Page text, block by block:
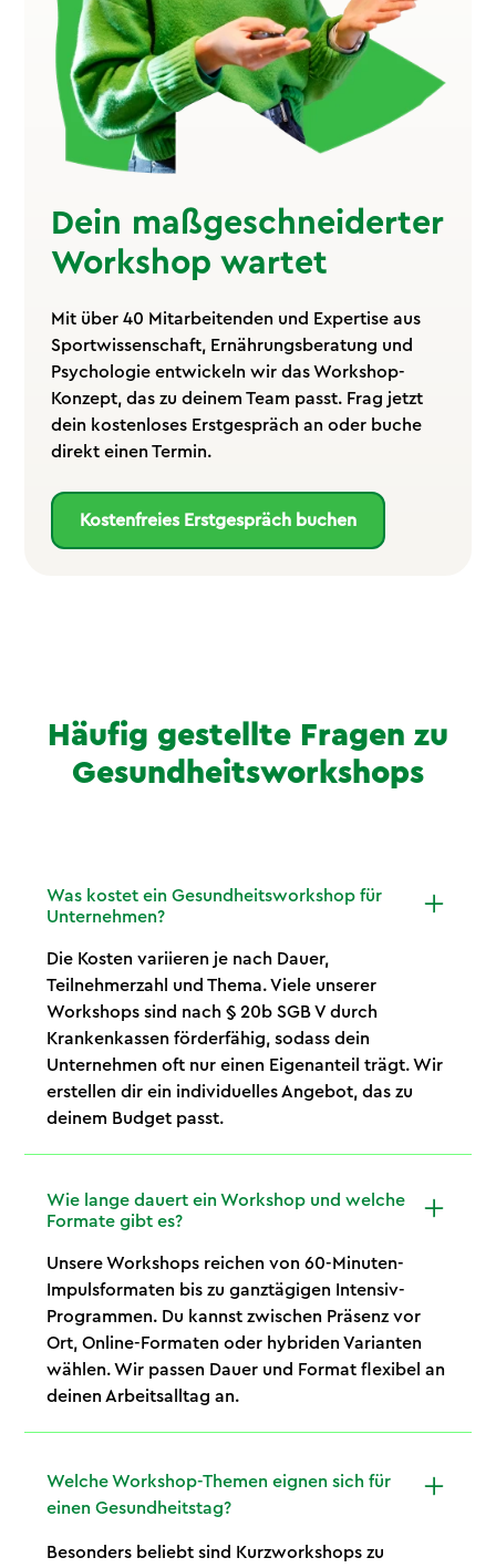
Dein maßgeschneiderter
Workshop wartet
Mit über 40 Mitarbeitenden und Expertise aus
Sportwissenschaft, Ernährungsberatung und
Psychologie entwickeln wir das Workshop-
Konzept, das zu deinem Team passt. Frag jetzt
dein kostenloses Erstgespräch an oder buche
direkt einen Termin.
Kostenfreies Erstgespräch buchen
Häufig gestellte Fragen zu
Gesundheitsworkshops
Was kostet ein Gesundheitsworkshop für
Unternehmen?
Die Kosten variieren je nach Dauer,
Teilnehmerzahl und Thema. Viele unserer
Workshops sind nach § 20b SGB V durch
Krankenkassen förderfähig, sodass dein
Unternehmen oft nur einen Eigenanteil trägt. Wir
erstellen dir ein individuelles Angebot, das zu
deinem Budget passt.
Wie lange dauert ein Workshop und welche
Formate gibt es?
Unsere Workshops reichen von 60-Minuten-
Impulsformaten bis zu ganztägigen Intensiv-
Programmen. Du kannst zwischen Präsenz vor
Ort, Online-Formaten oder hybriden Varianten
wählen. Wir passen Dauer und Format flexibel an
deinen Arbeitsalltag an.
Welche Workshop-Themen eignen sich für
einen Gesundheitstag?
Besonders beliebt sind Kurzworkshops zu